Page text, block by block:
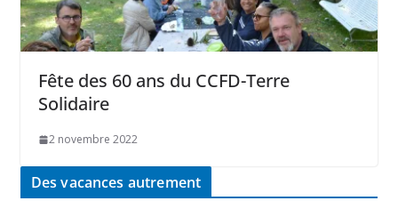
Fête des 60 ans du CCFD-Terre
Solidaire
2 novembre 2022
Des vacances autrement